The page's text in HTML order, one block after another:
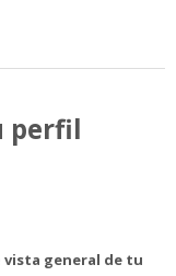
perfil
vista general de tu